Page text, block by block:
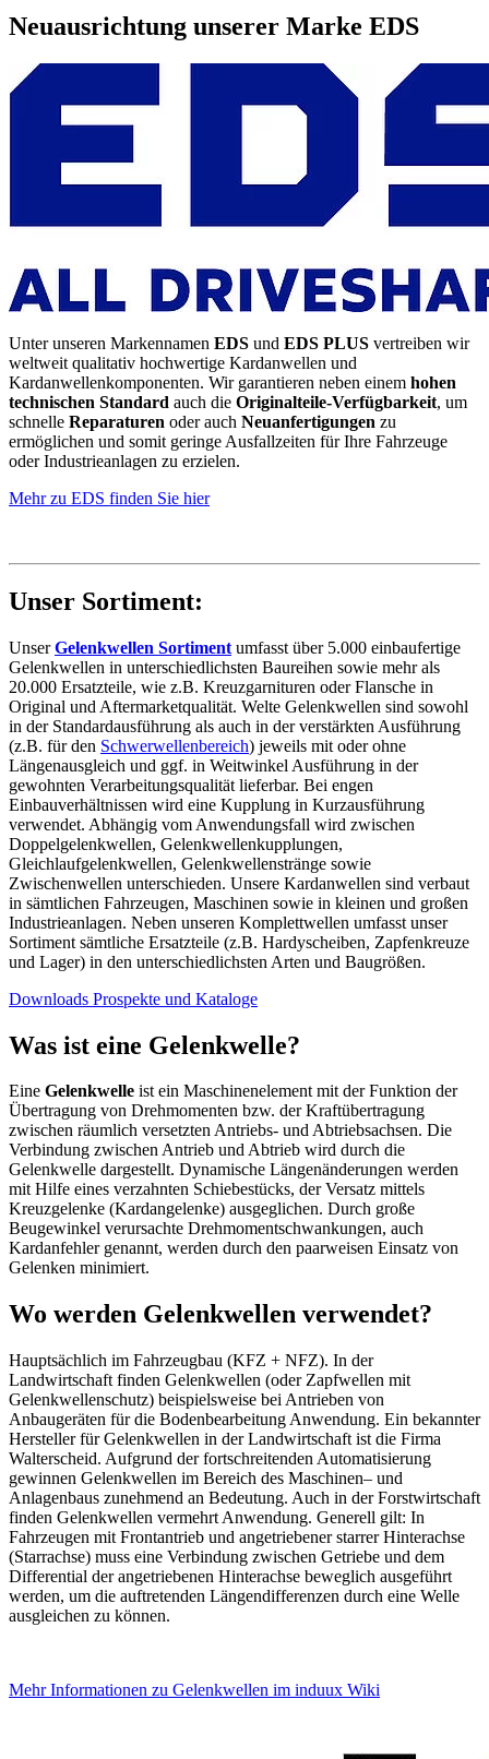
Neuausrichtung unserer Marke EDS
Unter unseren Markennamen EDS und EDS PLUS vertreiben wir
weltweit qualitativ hochwertige Kardanwellen und
Kardanwellenkomponenten. Wir garantieren neben einem hohen
technischen Standard auch die Originalteile-Verfügbarkeit, um
schnelle Reparaturen oder auch Neuanfertigungen zu
ermöglichen und somit geringe Ausfallzeiten für Ihre Fahrzeuge
oder Industrieanlagen zu erzielen.
Mehr zu EDS finden Sie hier
Unser Sortiment:
UnserGelenkwellen Sortiment umfasst über 5.000 einbaufertige
Gelenkwellen in unterschiedlichsten Baureihen sowie mehr als
20.000 Ersatzteile, wie z.B. Kreuzgarnituren oder Flansche in
Original und Aftermarketqualität. Welte Gelenkwellen sind sowohl
in der Standardausführung als auch in der verstärkten Ausführung
(z.B. für den Schwerwellenbereich) jeweils mit oder ohne
Längenausgleich und ggf. in Weitwinkel Ausführung in der
gewohnten Verarbeitungsqualität lieferbar. Bei engen
Einbauverhältnissen wird eine Kupplung in Kurzausführung
verwendet. Abhängig vom Anwendungsfall wird zwischen
Doppelgelenkwellen, Gelenkwellenkupplungen,
Gleichlaufgelenkwellen, Gelenkwellenstränge sowie
Zwischenwellen unterschieden. Unsere Kardanwellen sind verbaut
in sämtlichen Fahrzeugen, Maschinen sowie in kleinen und großen
Industrieanlagen. Neben unseren Komplettwellen umfasst unser
Sortiment sämtliche Ersatzteile (z.B. Hardyscheiben, Zapfenkreuze
und Lager) in den unterschiedlichsten Arten und Baugrößen.
Downloads Prospekte und Kataloge
Was ist eine Gelenkwelle?
Eine Gelenkwelle ist ein Maschinenelement mit der Funktion der
Übertragung von Drehmomenten bzw. der Kraftübertragung
zwischen räumlich versetzten Antriebs- und Abtriebsachsen. Die
Verbindung zwischen Antrieb und Abtrieb wird durch die
Gelenkwelle dargestellt. Dynamische Längenänderungen werden
mit Hilfe eines verzahnten Schiebestücks, der Versatz mittels
Kreuzgelenke (Kardangelenke) ausgeglichen. Durch große
Beugewinkel verursachte Drehmomentschwankungen, auch
Kardanfehler genannt, werden durch den paarweisen Einsatz von
Gelenken minimiert.
Wo werden Gelenkwellen verwendet?
Hauptsächlich im Fahrzeugbau (KFZ + NFZ). In der
Landwirtschaft finden Gelenkwellen (oder Zapfwellen mit
Gelenkwellenschutz) beispielsweise bei Antrieben von
Anbaugeräten für die Bodenbearbeitung Anwendung. Ein bekannter
Hersteller für Gelenkwellen in der Landwirtschaft ist die Firma
Walterscheid. Aufgrund der fortschreitenden Automatisierung
gewinnen Gelenkwellen im Bereich des Maschinen– und
Anlagenbaus zunehmend an Bedeutung. Auch in der Forstwirtschaft
finden Gelenkwellen vermehrt Anwendung. Generell gilt: In
Fahrzeugen mit Frontantrieb und angetriebener starrer Hinterachse
(Starrachse) muss eine Verbindung zwischen Getriebe und dem
Differential der angetriebenen Hinterachse beweglich ausgeführt
werden, um die auftretenden Längendifferenzen durch eine Welle
ausgleichen zu können.
Mehr Informationen zu Gelenkwellen im induux Wiki